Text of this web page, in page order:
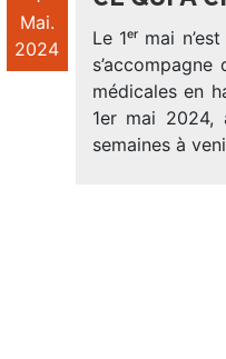
Mai.
2024
Le 1ᵉʳ mai
médicales en
1er mai 2024,
semaines à